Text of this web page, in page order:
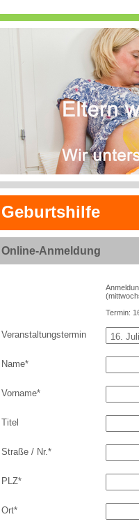
Geburtshilfe
Online-Anmeldung
Termin:
Veranstaltungstermin
Name*
Vorname*
Titel
Straße / Nr.*
PLZ*
Ort*